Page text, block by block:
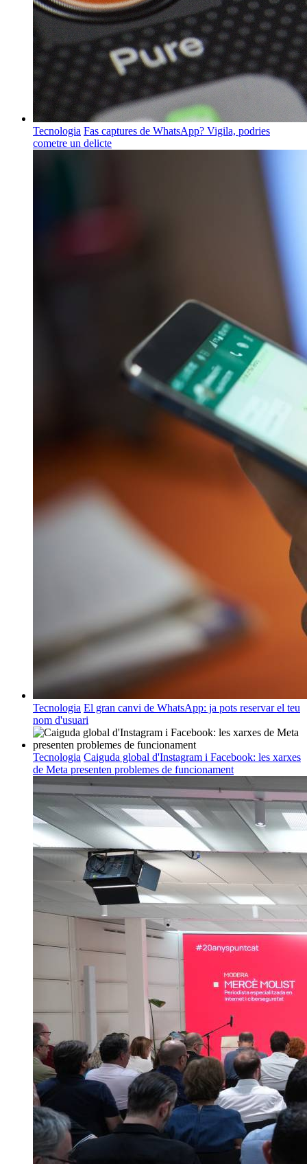
Tecnologia Fas captures de WhatsApp? Vigila, podries
cometre un delicte
Tecnologia El gran canvi de WhatsApp: ja pots reservar el teu
nom d'usuari
Tecnologia Caiguda global d'Instagram i Facebook: les xarxes
de Meta presenten problemes de funcionament